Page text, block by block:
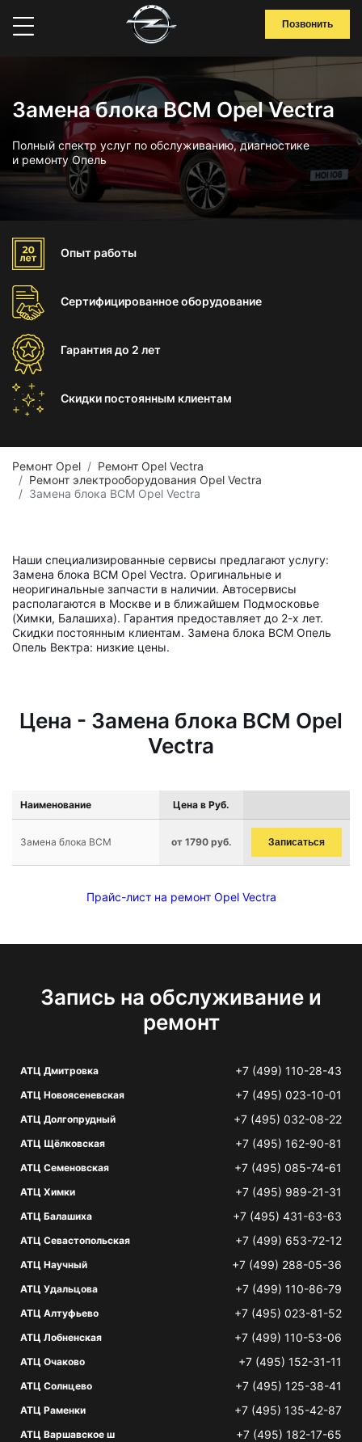
Позвонить
Замена блока BCM Opel Vectra
Полный спектр услуг по обслуживанию, диагностике
и ремонту Опель
Опыт работы
Сертифицированноеоборудование
Гарантиядо 2 лет
Скидки постоянным клиентам
Ремонт Opel
Ремонт Opel Vectra
Ремонт электрооборудования Opel Vectra
Замена блока BCM Opel Vectra
Наши специализированные сервисы предлагают услугу:
Замена блока BCM Opel Vectra. Оригинальные и
неоригинальные запчасти в наличии. Автосервисы
располагаются в Москве и в ближайшем Подмосковье
(Химки, Балашиха). Гарантия предоставляет до 2-х лет.
Скидки постоянным клиентам. Замена блока BCM Опель
Опель Вектра: низкие цены.
Цена - Замена блока BCM Opel
Vectra
Наименование Цена в Руб.
Замена блока BCM от 1790 руб. Записаться
Прайс-лист на ремонт Opel Vectra
Запись на обслуживание и
ремонт
АТЦ Дмитровка +7 (499) 110-28-43
АТЦ Новоясеневская +7 (495) 023-10-01
АТЦ Долгопрудный +7 (495) 032-08-22
АТЦ Щёлковская +7 (495) 162-90-81
АТЦ Семеновская +7 (495) 085-74-61
АТЦ Химки +7 (495) 989-21-31
АТЦ Балашиха +7 (495) 431-63-63
АТЦ Севастопольская +7 (499) 653-72-12
АТЦ Научный +7 (499) 288-05-36
АТЦ Удальцова +7 (499) 110-86-79
АТЦ Алтуфьево +7 (495) 023-81-52
АТЦ Лобненская +7 (499) 110-53-06
АТЦ Очаково +7 (495) 152-31-11
АТЦ Солнцево +7 (495) 125-38-41
АТЦ Раменки +7 (495) 135-42-87
АТЦ Варшавское ш +7 (495) 182-17-65